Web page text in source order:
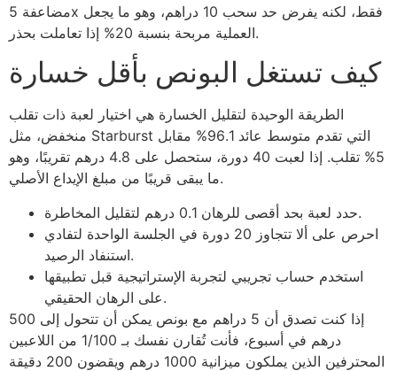
مضاعفة 5x فقط، لكنه يفرض حد سحب 10 دراهم، وهو ما يجعل
العملية مربحة بنسبة 20% إذا تعاملت بحذر.
كيف تستغل البونص بأقل خسارة
الطريقة الوحيدة لتقليل الخسارة هي اختيار لعبة ذات تقلب
منخفض، مثل Starburst التي تقدم متوسط عائد 96.1% مقابل
5% تقلب. إذا لعبت 40 دورة، ستحصل على 4.8 درهم تقريبًا، وهو
ما يبقى قريبًا من مبلغ الإيداع الأصلي.
حدد لعبة بحد أقصى للرهان 0.1 درهم لتقليل المخاطرة.
احرص على ألا تتجاوز 20 دورة في الجلسة الواحدة لتفادي
استنفاد الرصيد.
استخدم حساب تجريبي لتجربة الإستراتيجية قبل تطبيقها
على الرهان الحقيقي.
إذا كنت تصدق أن 5 دراهم مع بونص يمكن أن تتحول إلى 500
درهم في أسبوع، فأنت تُقارن نفسك بـ 1/100 من اللاعبين
المحترفين الذين يملكون ميزانية 1000 درهم ويقضون 200 دقيقة